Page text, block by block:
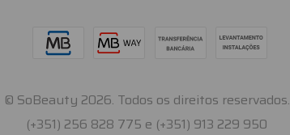
© SoBeauty 2026. Todos os direitos reservados.
(+351) 256 828 775 e (+351) 913 229 950